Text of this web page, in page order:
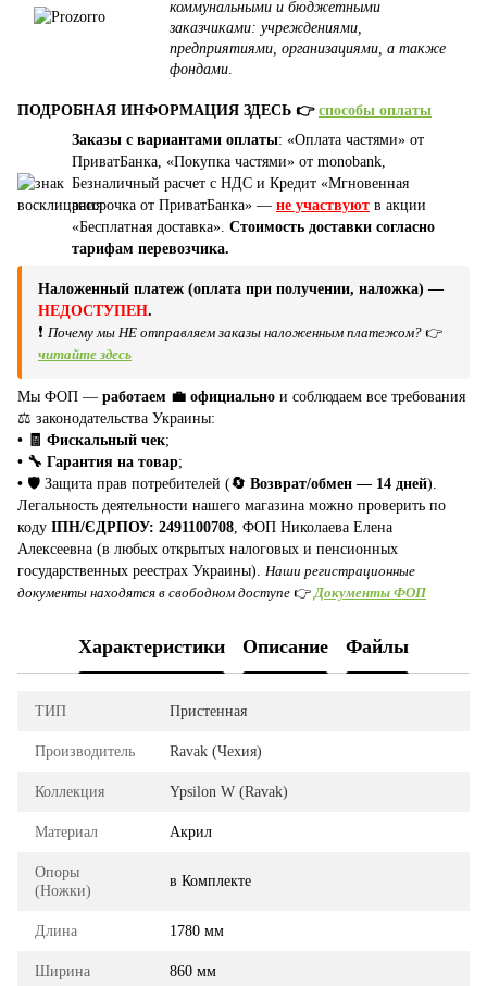
коммунальными и бюджетными
заказчиками: учреждениями,
предприятиями, организациями, а также
фондами
ПОДРОБНАЯ ИНФОРМАЦИЯ ЗДЕСЬ 👉 способы оплаты
Заказы с вариантами оплаты: «Оплата частями» от
ПриватБанка, «Покупка частями» от monobank,
Безналичный расчет с НДС и Кредит «Мгновенная
рассрочка от ПриватБанка» — не участвуют в акции
«Бесплатная доставка». Стоимость доставки согласно
тарифам перевозчика.
Наложенный платеж (оплата при получении, наложка) —
НЕДОСТУПЕН.
❗ Почему мы НЕ отправляем заказы наложенным платежом? 👉
читайте здесь
Мы ФОП — работаем 💼 официально и соблюдаем все требования
⚖️ законодательства Украины:
• 🧾 Фискальный чек;
• 🔧 Гарантия на товар;
• 🛡️ Защита прав потребителей (🔄 Возврат/обмен — 14 дней).
Легальность деятельности нашего магазина можно проверить по
коду ІПН/ЄДРПОУ: 2491100708 , ФОП Николаева Елена
Алексеевна (в любых открытых налоговых и пенсионных
государственных реестрах Украины). Наши регистрационные
документы находятся в свободном доступе 👉 Документы ФОП
Характеристики Описание Файлы
ТИП Пристенная
Производитель Ravak (Чехия)
Коллекция Ypsilon W (Ravak)
Материал Акрил
Опоры
(Ножки)
в Комплекте
Длина 1780 мм
Ширина 860 мм